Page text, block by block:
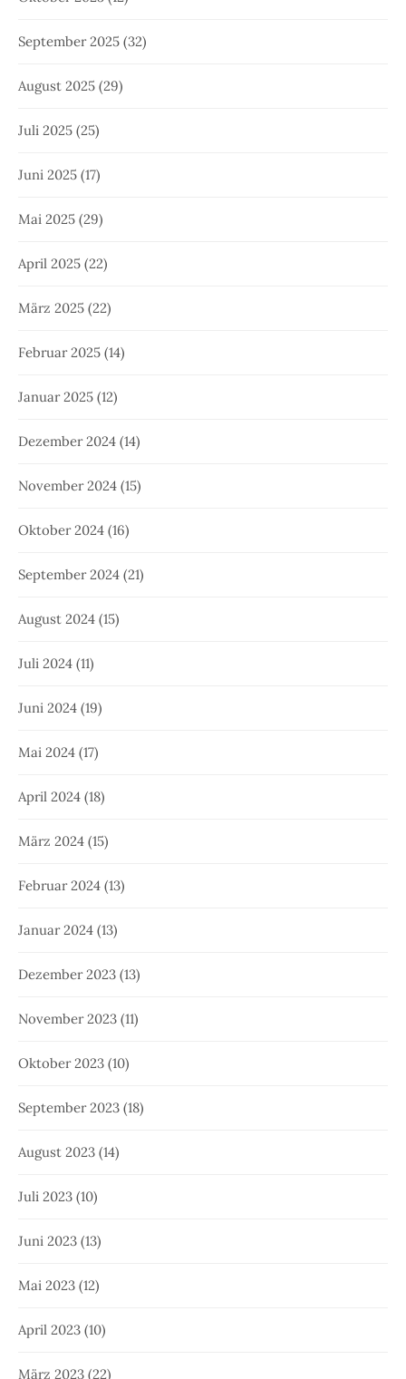
September 2025 (32)
August 2025 (29)
Juli 2025 (25)
Juni 2025 (17)
Mai 2025 (29)
April 2025 (22)
März 2025 (22)
Februar 2025 (14)
Januar 2025 (12)
Dezember 2024 (14)
November 2024 (15)
Oktober 2024 (16)
September 2024 (21)
August 2024 (15)
Juli 2024 (11)
Juni 2024 (19)
Mai 2024 (17)
April 2024 (18)
März 2024 (15)
Februar 2024 (13)
Januar 2024 (13)
Dezember 2023 (13)
November 2023 (11)
Oktober 2023 (10)
September 2023 (18)
August 2023 (14)
Juli 2023 (10)
Juni 2023 (13)
Mai 2023 (12)
April 2023 (10)
März 2023 (22)